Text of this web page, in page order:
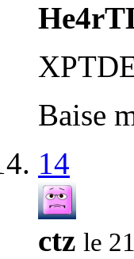
Baise
14
ctz le